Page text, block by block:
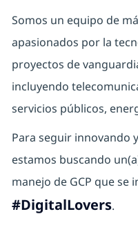
Somos un equipo de
apasionados por la
proyectos de
incluyendo
servicios públicos,
Para seguir innovando
estamos buscando
manejo de GCP que
#DigitalLovers.